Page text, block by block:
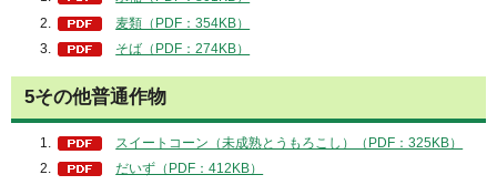
麦類（PDF：354KB）
そば（PDF：274KB）
5その他普通作物
スイートコーン（未成熟とうもろこし）（PDF：325KB）
だいず（PDF：412KB）